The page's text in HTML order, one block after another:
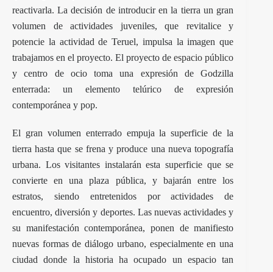
reactivarla. La decisión de introducir en la tierra un gran
volumen de actividades juveniles, que revitalice y
potencie la actividad de Teruel, impulsa la imagen que
trabajamos en el proyecto. El proyecto deespacio público
y centro de ocio toma una expresión de Godzilla
enterrada: un elemento telúrico de expresión
contemporánea y pop.
El gran volumen enterrado empuja la superficie de la
tierra hasta que se frena y produce una nueva topografía
urbana. Los visitantes instalarán esta superficie que se
convierte en una plaza pública, y bajarán entre los
estratos, siendo entretenidos por actividades de
encuentro, diversión y deportes. Las nuevas actividades y
su manifestación contemporánea, ponen de manifiesto
nuevas formas de diálogo urbano, especialmente en una
ciudad donde la historia ha ocupado un espacio tan